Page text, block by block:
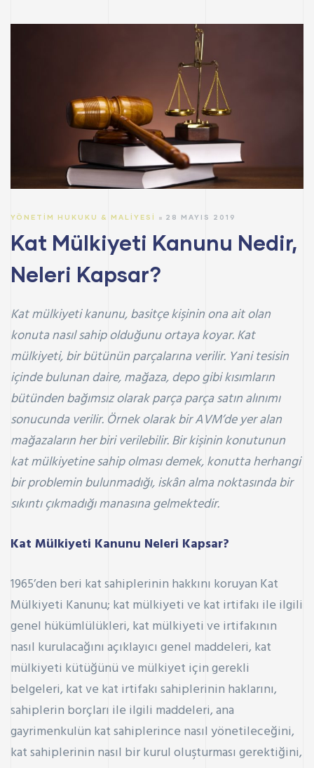
YÖNETIM HUKUKU & MALIYESI 28 MAYIS 2019
Kat Mülkiyeti Kanunu Nedir,
Neleri Kapsar?
Kat mülkiyeti kanunu, basitçe kişinin ona ait olan
konuta nasıl sahip olduğunu ortaya koyar. Kat
mülkiyeti, bir bütünün parçalarına verilir. Yani tesisin
içinde bulunan daire, mağaza, depo gibi kısımların
bütünden bağımsız olarak parça parça satın alınımı
sonucunda verilir. Örnek olarak bir AVM’de yer alan
mağazaların her biri verilebilir. Bir kişinin konutunun
kat mülkiyetine sahip olması demek, konutta herhangi
bir problemin bulunmadığı, iskân alma noktasında bir
sıkıntı çıkmadığı manasına gelmektedir.
Kat Mülkiyeti Kanunu Neleri Kapsar?
1965’den beri kat sahiplerinin hakkını koruyan Kat
Mülkiyeti Kanunu; kat mülkiyeti ve kat irtifakı ile ilgili
genel hükümlülükleri, kat mülkiyeti ve irtifakının
nasıl kurulacağını açıklayıcı genel maddeleri, kat
mülkiyeti kütüğünü ve mülkiyet için gerekli
belgeleri, kat ve kat irtifakı sahiplerinin haklarını,
sahiplerin borçları ile ilgili maddeleri, ana
gayrimenkulün kat sahiplerince nasıl yönetileceğini,
kat sahiplerinin nasıl bir kurul oluşturması gerektiğini,